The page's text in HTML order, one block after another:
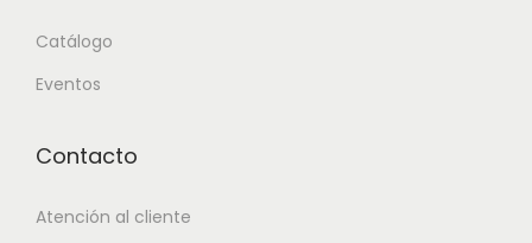
Catálogo
Eventos
Contacto
Atención al cliente